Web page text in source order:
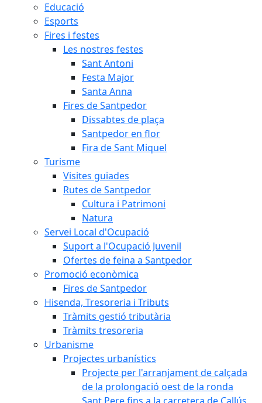
Educació
Esports
Fires i festes
Les nostres festes
Sant Antoni
Festa Major
Santa Anna
Fires de Santpedor
Dissabtes de plaça
Santpedor en flor
Fira de Sant Miquel
Turisme
Visites guiades
Rutes de Santpedor
Cultura i Patrimoni
Natura
Servei Local d'Ocupació
Suport a l'Ocupació Juvenil
Ofertes de feina a Santpedor
Promoció econòmica
Fires de Santpedor
Hisenda, Tresoreria i Tributs
Tràmits gestió tributària
Tràmits tresoreria
Urbanisme
Projectes urbanístics
Projecte per l'arranjament de calçada
de la prolongació oest de la ronda